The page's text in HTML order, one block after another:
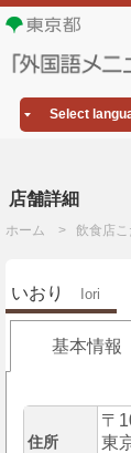
Select
店舗詳細
ホーム 飲食店
いおり Iori
基本情報
住所
〒
東